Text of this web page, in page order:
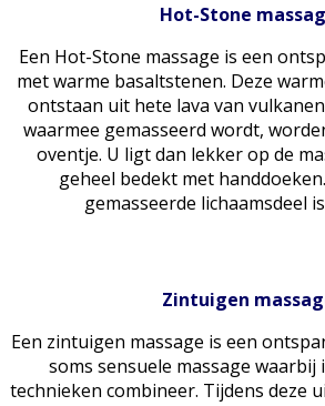
Hot-Stone
Een Hot-Stone massage is een
met warme basaltstenen. Deze
ontstaan uit hete lava van
waarmee gemasseerd wordt,
oventje. U ligt dan lekker op de
geheel bedekt met
gemasseerde lichaamsdeel
Zintuigen
Een zintuigen massage is een
soms sensuele massage waarbij
technieken combineer. Tijdens deze